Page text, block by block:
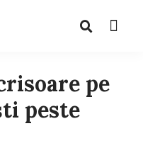
pe
peste